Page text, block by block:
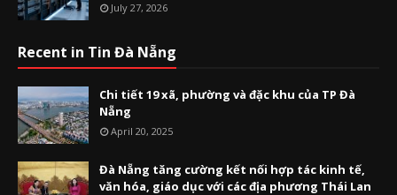
July 27, 2026
Recent in Tin Đà Nẵng
Chi tiết 19 xã, phường và đặc khu của TP Đà
Nẵng
April 20, 2025
Đà Nẵng tăng cường kết nối hợp tác kinh tế,
văn hóa, giáo dục với các địa phương Thái Lan